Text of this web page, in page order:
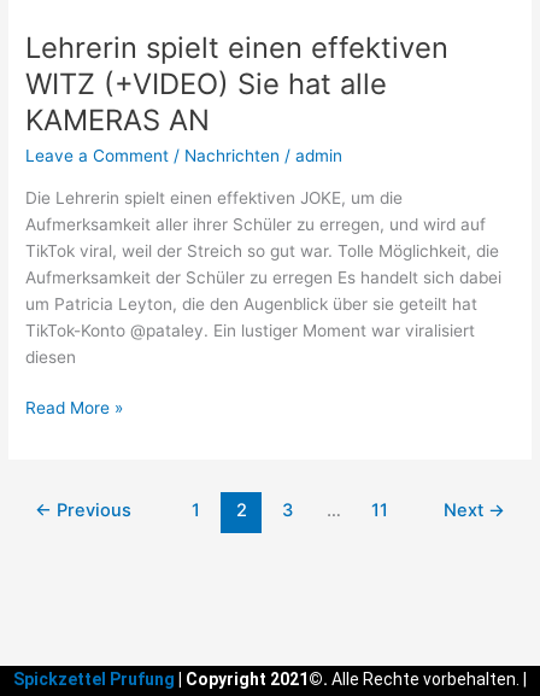
Lehrerin spielt einen effektiven
WITZ (+VIDEO) Sie hat alle
KAMERAS AN
Leave a Comment / Nachrichten /admin
Die Lehrerin spielt einen effektiven JOKE, um die
Aufmerksamkeit aller ihrer Schüler zu erregen, und wird auf
TikTok viral, weil der Streich so gut war. Tolle Möglichkeit, die
Aufmerksamkeit der Schüler zu erregen Es handelt sich dabei
um Patricia Leyton, die den Augenblick über sie geteilt hat
TikTok-Konto @pataley. Ein lustiger Moment war viralisiert
diesen
einen
effektiven
WITZ
(+VIDEO)
Sie
alle
KAMERAS
AN
Read More »
← Previous 1 2 3 … 11 Next →
Spickzettel Prufung | Copyright 2021©. Alle Rechte vorbehalten. |